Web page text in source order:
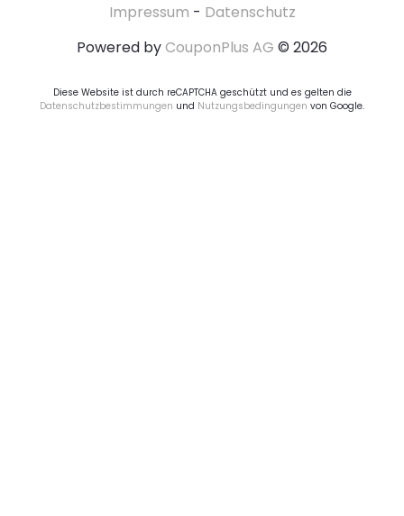
Impressum - Datenschutz
Powered byCouponPlus AG © 2026
Diese Website ist durch reCAPTCHA geschützt und es gelten die
Datenschutzbestimmungen und Nutzungsbedingungen von Google.